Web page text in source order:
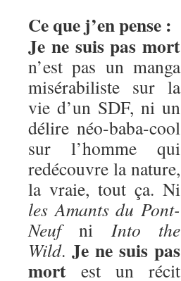
Ce que j’en pense :
Je ne suis pas mort
n’est pas un manga
misérabiliste sur la
vie d’un SDF, ni un
délire néo-baba-cool
sur l’homme qui
redécouvre la nature,
la vraie, tout ça. Ni
les Amants du Pont-
Neufni Into the
Wild. Je ne suis pas
mort est un récit